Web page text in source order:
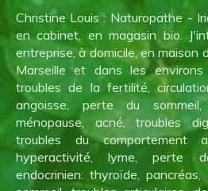
Christine Louis : Naturopathe -
en cabinet, en magasin bio.
entreprise, à domicile, en maison
Marseille et dans les environs
troubles de la fertilité,
angoisse, perte du
ménopause, acné, troubles
troubles du comportement
hyperactivité, lyme, perte
endocrinien: thyroïde, pancréas,